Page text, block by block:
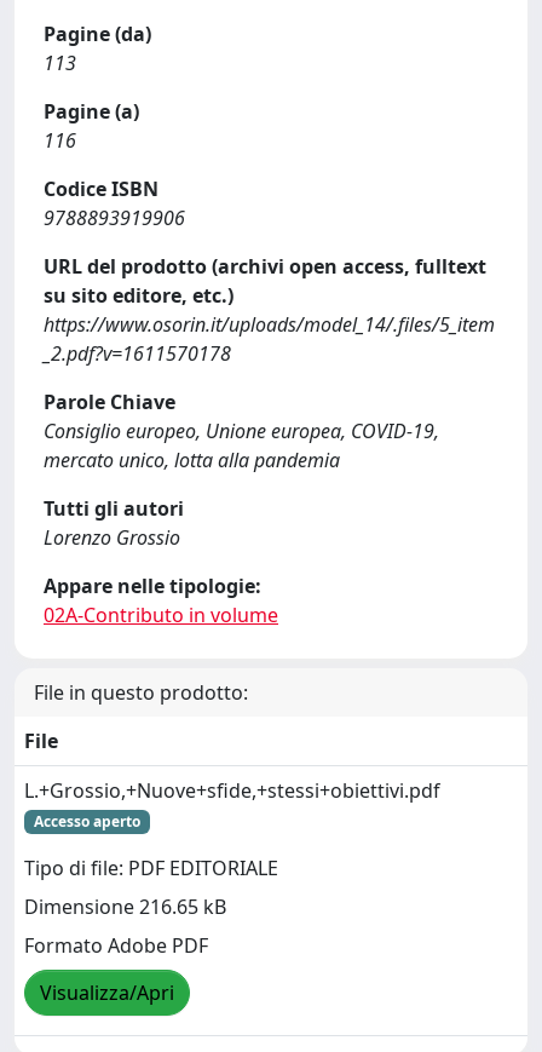
Pagine (da)
113
Pagine (a)
116
Codice ISBN
9788893919906
URL del prodotto (archivi open access, fulltext
su sito editore, etc.)
https://www.osorin.it/uploads/model_14/.files/5_item
_2.pdf?v=1611570178
Parole Chiave
Consiglio europeo, Unione europea, COVID-19,
mercato unico, lotta alla pandemia
Tutti gli autori
Lorenzo Grossio
Appare nelle tipologie:
02A-Contributo in volume
File in questo prodotto:
File
L.+Grossio,+Nuove+sfide,+stessi+obiettivi.pdf
Accesso aperto
Tipo di file: PDF EDITORIALE
Dimensione 216.65 kB
Formato Adobe PDF
Visualizza/Apri